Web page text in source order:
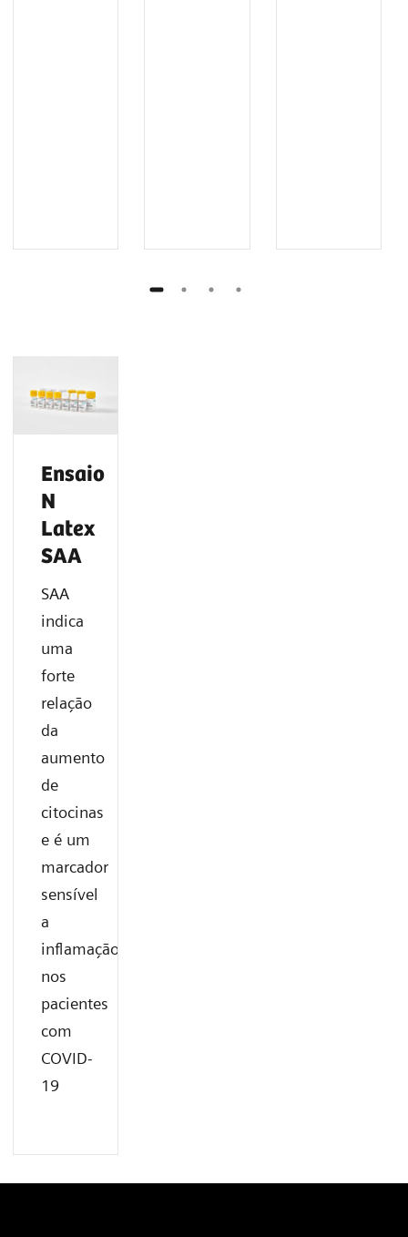
Ensaio
N
Latex
SAA
SAA
indica
uma
forte
relação
da
aumento
de
citocinas
e é um
marcador
sensível
a
inflamação
nos
pacientes
com
COVID-
19